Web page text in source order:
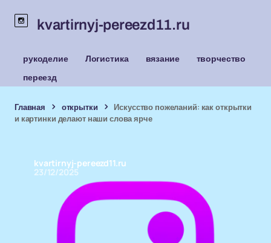
kvartirnyj-pereezd11.ru
рукоделие Логистика вязание
творчество
переезд
Главная открытки
Искусство пожеланий: как открытки
и картинки делают наши слова ярче
kvartirnyj-pereezd11.ru
23/12/2025